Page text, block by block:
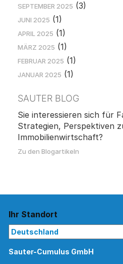
SEPTEMBER 2025 (3)
JUNI 2025 (1)
APRIL 2025 (1)
MÄRZ 2025 (1)
FEBRUAR 2025 (1)
JANUAR 2025 (1)
SAUTER BLOG
Sie interessieren sich für
Strategien, Perspektiven
Immobilienwirtschaft?
Zu den Blogartikeln
Ihr Standort
Sauter-Cumulus GmbH